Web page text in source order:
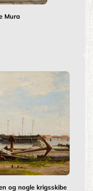
Mura
og nogle krigsskibe